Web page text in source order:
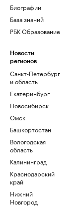
Биографии
База знаний
РБК Образование
Новости
регионов
Санкт-Петербург
и область
Екатеринбург
Новосибирск
Омск
Башкортостан
Вологодская
область
Калининград
Краснодарский
край
Нижний
Новгород